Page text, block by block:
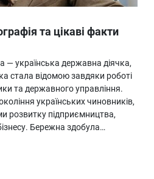
та цікаві факти
— українська державна діячка,
стала відомою завдяки роботі
та державного управління.
українських чиновників,
розвитку підприємництва,
Бережна здобула…